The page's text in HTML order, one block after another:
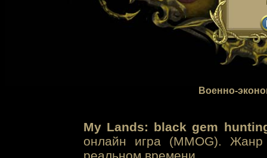
Военно-
My Lands: black gem
онлайн игра (MMOG). Жанр